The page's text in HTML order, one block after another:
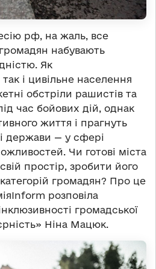
рф, на жаль, все
набувають
Як
і цивільне населення
обстріли рашистів та
час бойових дій, однак
життя і прагнуть
держави — у сфері
Чи готові міста
простір, зробити його
громадян? Про це
розповіла
громадської
Ніна Мацюк.